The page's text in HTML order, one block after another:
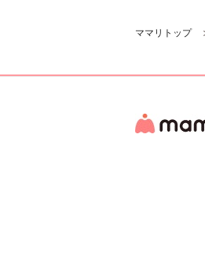
ママリトップ